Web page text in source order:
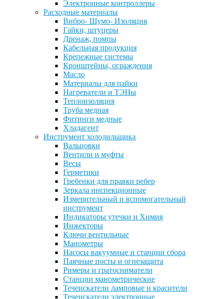
Электронные контроллеры
Расходные материалы
Вибро- Шумо- Изоляция
Гайки, штуцеры
Дренаж, помпы
Кабельная продукция
Крепежные системы
Кронштейны, ограждения
Масло
Материалы для пайки
Нагреватели и ТЭНы
Теплоизоляция
Труба медная
Фитинги медные
Хладагент
Инструмент холодильщика
Вальцовки
Вентили и муфты
Весы
Герметики
Гребенки для правки ребер
Зеркала инспекционные
Измерительный и вспомогательный
инструмент
Индикаторы утечки и Химия
Инжекторы
Ключи вентильные
Манометры
Насосы вакуумные и станции сбора
Паячные посты и огнезащита
Римеры и гратосниматели
Станции манометрические
Течеискатели ламповые и красители
Течеискатели электронные